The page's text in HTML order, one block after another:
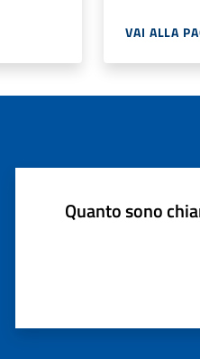
VAI ALLA
Quanto sono